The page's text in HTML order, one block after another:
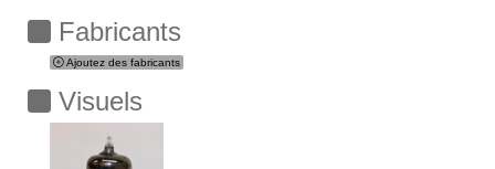
Fabricants
Ajoutez des fabricants
Visuels